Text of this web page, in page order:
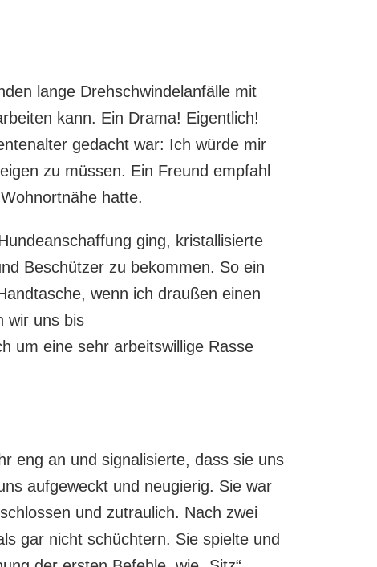
lange Drehschwindelanfälle mit
kann. Ein Drama! Eigentlich!
gedacht war: Ich würde mir
zu müssen. Ein Freund empfahl
hatte.
ging, kristallisierte
Beschützer zu bekommen. So ein
wenn ich draußen einen
wir uns bis
um eine sehr arbeitswillige Rasse
eng an und signalisierte, dass sie uns
aufgeweckt und neugierig. Sie war
und zutraulich. Nach zwei
gar nicht schüchtern. Sie spielte und